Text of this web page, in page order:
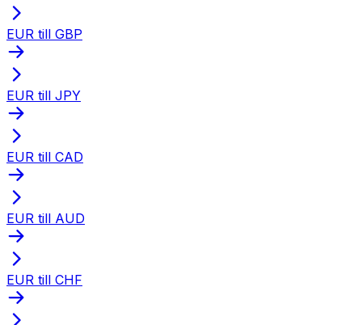
EUR till GBP
EUR till JPY
EUR till CAD
EUR till AUD
EUR till CHF